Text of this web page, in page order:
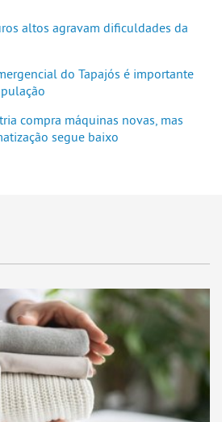
altos agravam dificuldades da
do Tapajós é importante
compra máquinas novas, mas
segue baixo